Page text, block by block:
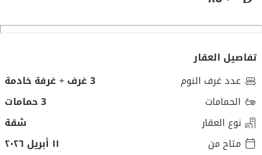
تفاصيل العقار
عدد غرف النوم
3 غرف + غرفة خادمة
الحمامات
3 حمامات
نوع العقار
شقة
متاح من
١١ أبريل ٢٠٢٦